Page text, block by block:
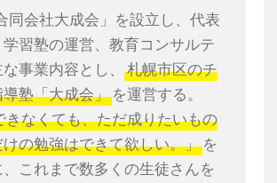
同会社大成会」を設立し、代表
学習塾の運営、教育コンサルテ
事業内容とし、
札幌市区のチ
塾「大成会」 を運営する。
きなくても、ただ成りたいもの
の勉強はできて欲しい。」 を
これまで数多くの生徒さんを